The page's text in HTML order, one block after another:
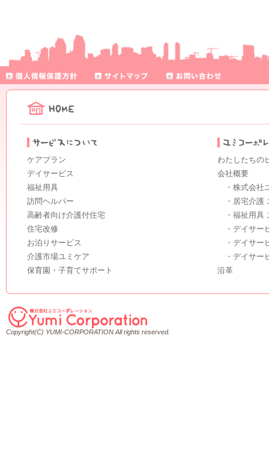
ケアプラン
デイサービス
福祉用具
訪問ヘルパー
高齢者向け介護付住宅
住宅改修
お泊りサービス
介護市場ユミケア
保育園・子育てサポート
わたしたちの
会社概要
・株式会社
・居宅介護
・福祉用具
・デイサー
・デイサー
・デイサー
沿革
Copyright(C) YUMI-CORPORATION All rights reserved.